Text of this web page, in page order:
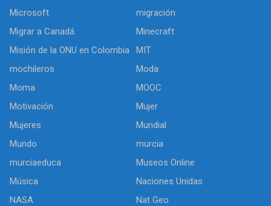
Microsoft
migración
Migrar a Canadá
Minecraft
Misión de la ONU en Colombia
MIT
mochileros
Moda
Moma
MOOC
Motivación
Mujer
Mujeres
Mundial
Mundo
murcia
murciaeduca
Museos Online
Música
Naciones Unidas
NASA
Nat Geo